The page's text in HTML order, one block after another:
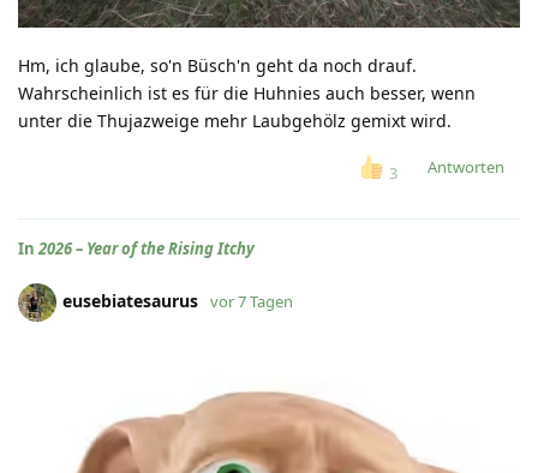
Hm, ich glaube, so'n Büsch'n geht da noch drauf.
Wahrscheinlich ist es für die Huhnies auch besser, wenn
unter die Thujazweige mehr Laubgehölz gemixt wird.
3 Antworten
In2026 – Year of the Rising Itchy
eusebiatesaurus vor 7 Tagen